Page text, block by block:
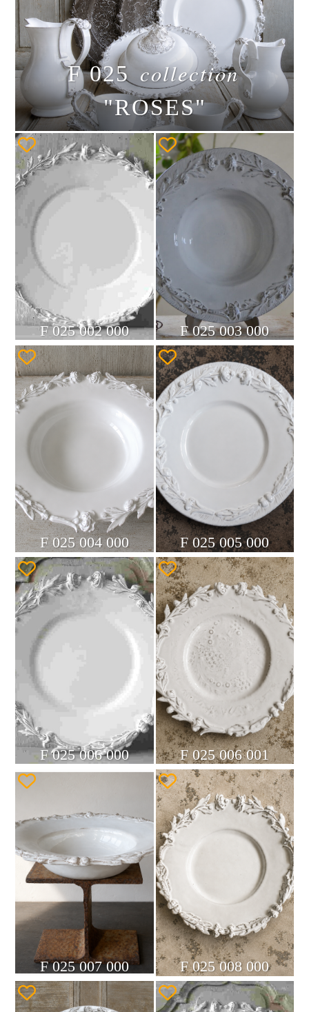
F 025 collection
"ROSES"
F 025 002 000 F 025 003 000
F 025 004 000 F 025 005 000
F 025 006 000 F 025 006 001
F 025 007 000 F 025 008 000